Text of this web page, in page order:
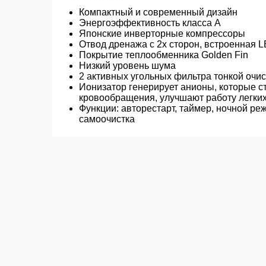
Компактный и современный дизайн
Энергоэффективность класса А
Японские инверторные компрессоры
Отвод дренажа с 2х сторон, встроенная
Покрытие теплообменника Golden Fin
Низкий уровень шума
2 активных угольных фильтра тонкой
Ионизатор генерирует анионы, которые
кровообращения, улучшают работу
Функции: авторестарт, таймер, ночной
самоочистка